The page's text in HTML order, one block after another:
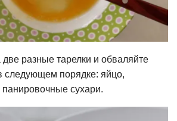
разные тарелки и обваляйте
следующем порядке: яйцо,
сухари.